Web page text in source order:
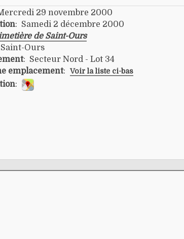
29 novembre 2000
: Samedi 2 décembre 2000
de Saint-Ours
Ours
: Secteur Nord - Lot 34
emplacement: Voir la liste ci-bas
: